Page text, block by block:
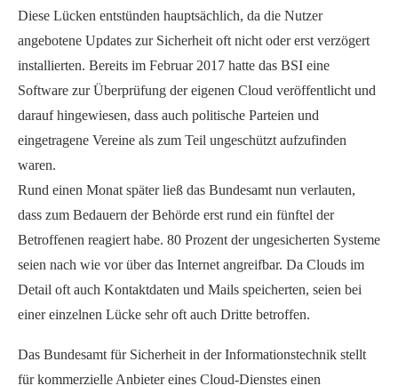
Diese Lücken entstünden hauptsächlich, da die Nutzer
angebotene Updates zur Sicherheit oft nicht oder erst verzögert
installierten. Bereits im Februar 2017 hatte das BSI eine
Software zur Überprüfung der eigenen Cloud veröffentlicht und
darauf hingewiesen, dass auch politische Parteien und
eingetragene Vereine als zum Teil ungeschützt aufzufinden
waren.
Rund einen Monat später ließ das Bundesamt nun verlauten,
dass zum Bedauern der Behörde erst rund ein fünftel der
Betroffenen reagiert habe. 80 Prozent der ungesicherten Systeme
seien nach wie vor über das Internet angreifbar. Da Clouds im
Detail oft auch Kontaktdaten und Mails speicherten, seien bei
einer einzelnen Lücke sehr oft auch Dritte betroffen.
Das Bundesamt für Sicherheit in der Informationstechnik stellt
für kommerzielle Anbieter eines Cloud-Dienstes einen